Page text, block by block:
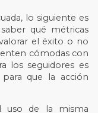
lo siguiente es
qué métricas
el éxito o no
cómodas con
los seguidores es
que la acción
uso de la misma